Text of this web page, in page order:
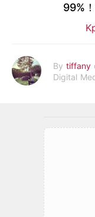
99%
By tiffany
Digital